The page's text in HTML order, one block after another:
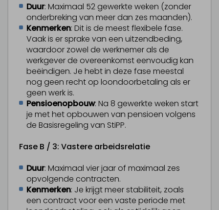
Duur: Maximaal 52 gewerkte weken (zonder
onderbreking van meer dan zes maanden).
Kenmerken: Dit is de meest flexibele fase.
Vaak is er sprake van een uitzendbeding,
waardoor zowel de werknemer als de
werkgever de overeenkomst eenvoudig kan
beëindigen. Je hebt in deze fase meestal
nog geen recht op loondoorbetaling als er
geen werk is.
Pensioenopbouw: Na 8 gewerkte weken start
je met het opbouwen van pensioen volgens
de Basisregeling van StiPP.
Fase B / 3: Vastere arbeidsrelatie
Duur: Maximaal vier jaar of maximaal zes
opvolgende contracten.
Kenmerken: Je krijgt meer stabiliteit, zoals
een contract voor een vaste periode met